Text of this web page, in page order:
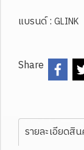
แบรนด์ : GLINK
Share
รายละเอียดสิ